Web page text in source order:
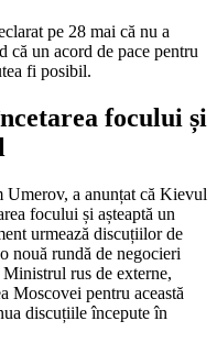
pe 28 mai că nu a
că un acord de pace pentru
fi posibil.
focului și
a anunțat că Kievul
focului și așteaptă un
urmează discuțiilor de
nouă rundă de negocieri
rus de externe,
Moscovei pentru această
discuțiile începute în